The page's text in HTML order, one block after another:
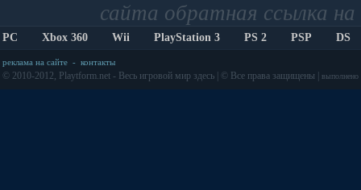
сайта обратная ссылка
PC Xbox 360 Wii PlayStation 3 PS 2 PSP DS
реклама на сайте - контакты
© 2010-2012, Playtform.net - Весь игровой мир здесь | © Все права защищены | выполнено